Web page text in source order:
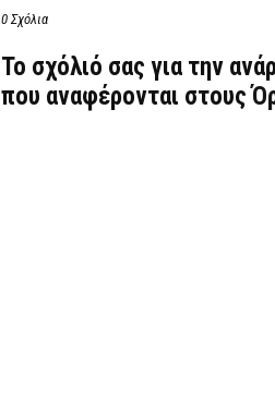
0 Σχόλια
Το σχόλιό σας για την
που αναφέρονται στους